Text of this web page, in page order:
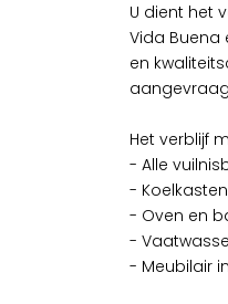
U dient het
Vida
en
Het verblijf
- Alle
-
- Oven en
-
- Meubilair